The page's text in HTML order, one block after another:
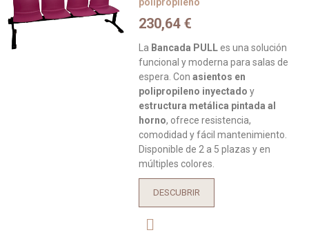
230,64 €
La Bancada PULLes una solución
funcional y moderna para salas de
espera. Conasientos en
polipropileno inyectado y
estructura metálica pintada al
horno, ofrece resistencia,
comodidad y fácil mantenimiento.
Disponible de 2 a 5 plazas y en
múltiples colores.
DESCUBRIR